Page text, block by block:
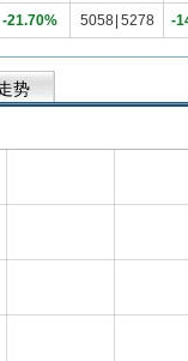
-21.70% 5058 5278 -
势